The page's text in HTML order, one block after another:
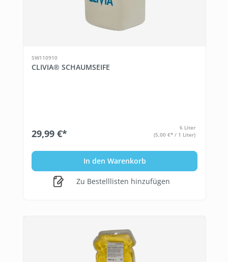
SW110910
CLIVIA® SCHAUMSEIFE
29,99 €*
6 Liter
(5,00 €* / 1 Liter)
In den Warenkorb
Zu Bestelllisten hinzufügen